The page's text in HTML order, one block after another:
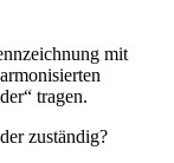
mit
tragen.
zuständig?